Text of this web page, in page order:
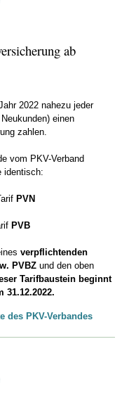
ab
2022 nahezu jeder
einen
zahlen.
vom PKV-Verband
identisch:
PVN
PVB
verpflichtenden
PVBZ und den oben
Tarifbaustein beginnt
31.12.2022.
des PKV-Verbandes